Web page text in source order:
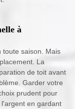
à
toute saison. Mais
La
de toit avant
Garder votre
prudent pour
en gardant